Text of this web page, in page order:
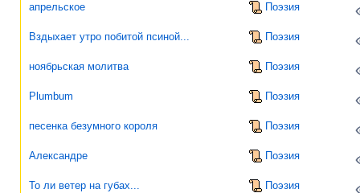
апрельское Поэзия
Вздыхает утро побитой псиной... Поэзия
ноябрьская молитва Поэзия
Plumbum Поэзия
песенка безумного короля Поэзия
Александре Поэзия
То ли ветер на губах... Поэзия